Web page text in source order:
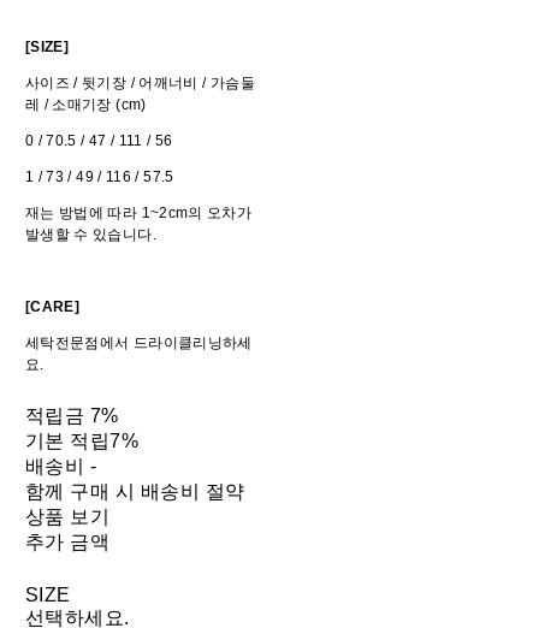
[SIZE]
사이즈 / 뒷기장 / 어깨너비 / 가슴둘
레 / 소매기장 (cm)
0 / 70.5 / 47 / 111 / 56
1 / 73 / 49 / 116 / 57.5
재는 방법에 따라 1~2cm의 오차가
발생할 수 있습니다.
[CARE]
세탁전문점에서 드라이클리닝하세
요.
적립금 7%
기본 적립7%
배송비 -
함께 구매 시 배송비 절약
상품 보기
추가 금액
SIZE
선택하세요.